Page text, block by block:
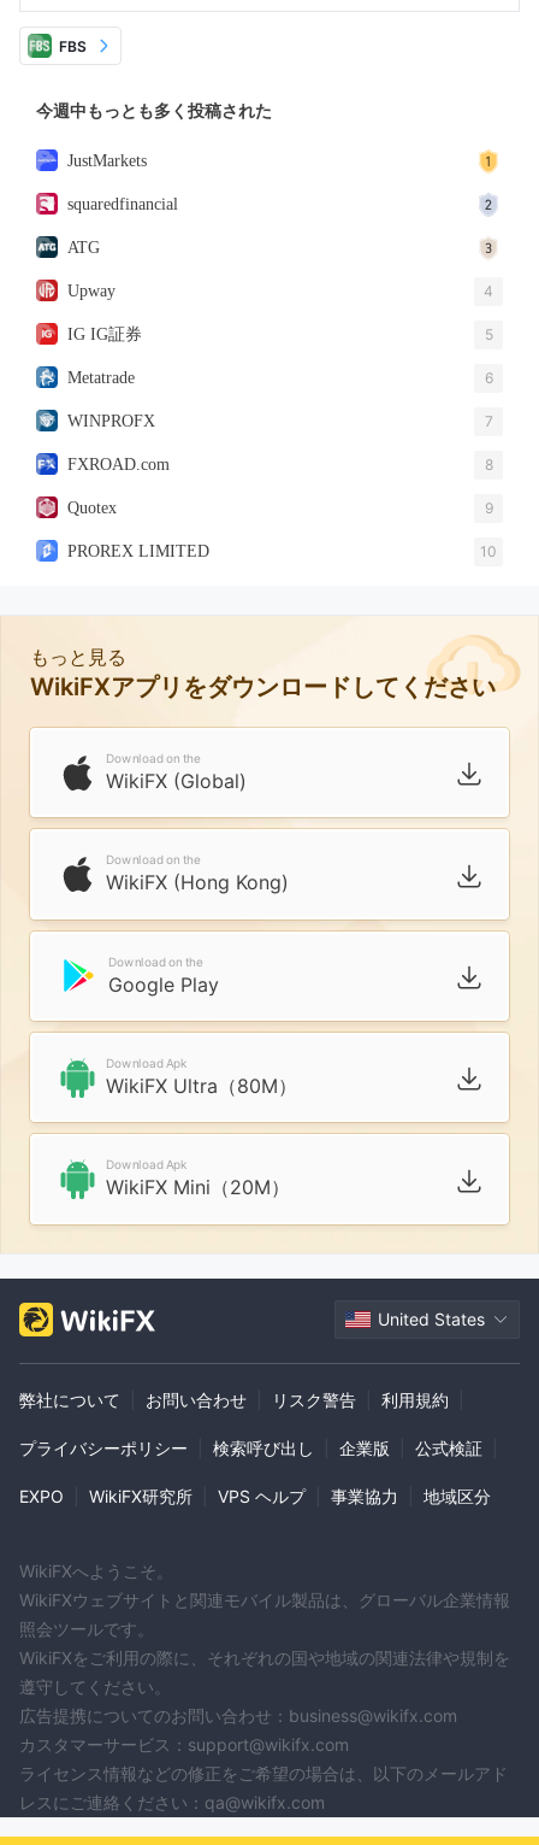
FBS
今週中もっとも多く投稿された
JustMarkets
squaredfinancial
ATG
Upway 4
IG IG証券 5
Metatrade 6
WINPROFX 7
FXROAD.com 8
Quotex 9
PROREX LIMITED 10
もっと見る
WikiFXアプリをダウンロードしてください
Download on the
WikiFX (Global)
Download on the
WikiFX (Hong Kong)
Download on the
Google Play
Download Apk
WikiFX Ultra（80M）
Download Apk
WikiFX Mini（20M）
United States
弊社について お問い合わせ リスク警告 利用規約
プライバシーポリシー 検索呼び出し 企業版 公式検証
EXPO WikiFX研究所 VPS ヘルプ 事業協力 地域区分
WikiFXへようこそ。
WikiFXウェブサイトと関連モバイル製品は、グローバル企業情報
照会ツールです。
WikiFXをご利用の際に、それぞれの国や地域の関連法律や規制を
遵守してください。
広告提携についてのお問い合わせ：business@wikifx.com
カスタマーサービス：support@wikifx.com
ライセンス情報などの修正をご希望の場合は、以下のメールアド
レスにご連絡ください：qa@wikifx.com